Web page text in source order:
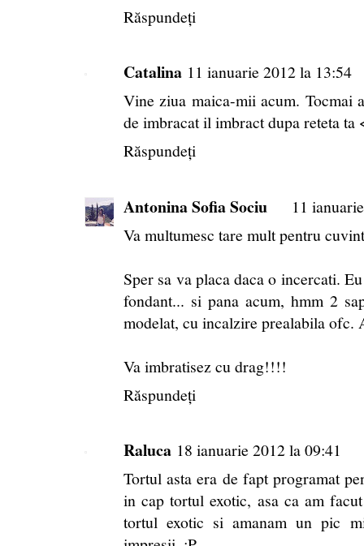
Răspundeți
Catalina 11 ianuarie 2012 la 13:54
Vine ziua maica-mii acum. Tocmai
de imbracat il imbract dupa reteta
Răspundeți
Antonina Sofia Sociu
11
Va multumesc tare mult pentru
Sper sa va placa daca o incercati.
fondant... si pana acum, hmm 2
modelat, cu incalzire prealabila ofc.
Va imbratisez cu drag!!!!
Răspundeți
Raluca 18 ianuarie 2012 la 09:41
Tortul asta era de fapt programat
in cap tortul exotic, asa ca am
tortul exotic si amanam un pic